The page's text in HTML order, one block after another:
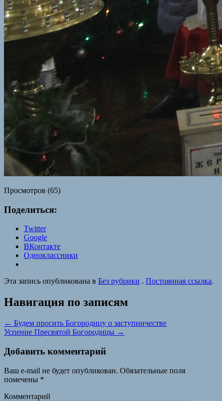
Просмотров (65)
Поделиться:
Twitter
Google
ВКонтакте
Одноклассники
Эта запись опубликована в Без рубрики . Постоянная ссылка.
Навигация по записям
← Будем просить Богородицу о заступничестве
Успение Пресвятой Богородицы →
Добавить комментарий
Ваш e-mail не будет опубликован. Обязательные поля
помечены *
Комментарий